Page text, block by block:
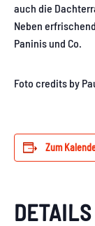
auch die
Neben
Paninis und Co.
Foto credits by
Zum
DETAILS